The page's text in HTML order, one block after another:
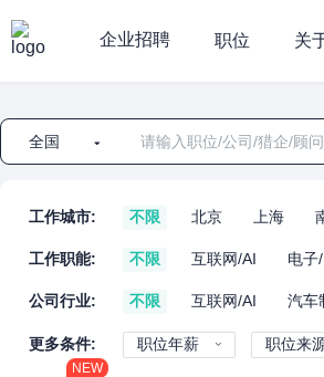
企业招聘 职位 关
全国
工作城市: 不限 北京 上海
工作职能: 不限 互联网/AI 电子
公司行业: 不限 互联网/AI 汽车
更多条件: 职位年薪 职位来
NEW